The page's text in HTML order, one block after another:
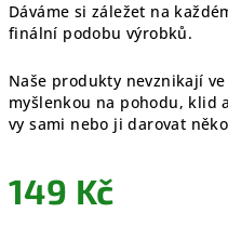
Dáváme si záležet na
finální podobu výrobků.
Naše produkty nevznikají
myšlenkou na pohodu, klid
vy sami nebo ji darovat
149 Kč